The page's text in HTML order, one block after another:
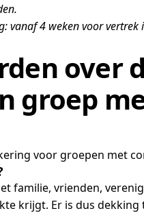
4 weken voor
over
groep
voor groepen met
familie, vrienden,
krijgt. Er is dus dekking